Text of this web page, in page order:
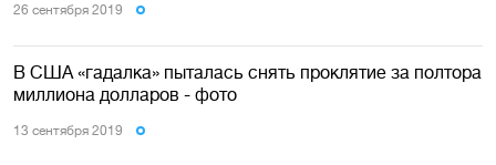
26 сентября 2019
В США «гадалка» пыталась снять проклятие за полтора
миллиона долларов - фото
13 сентября 2019